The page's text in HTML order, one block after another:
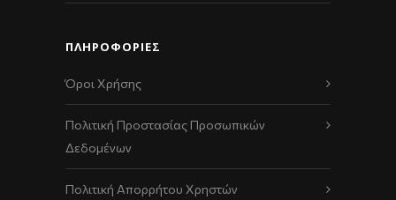
ΠΛΗΡΟΦΟΡΙΕΣ
Όροι Χρήσης
Πολιτική Προστασίας Προσωπικών
Δεδομένων
Πολιτική Απορρήτου Χρηστών